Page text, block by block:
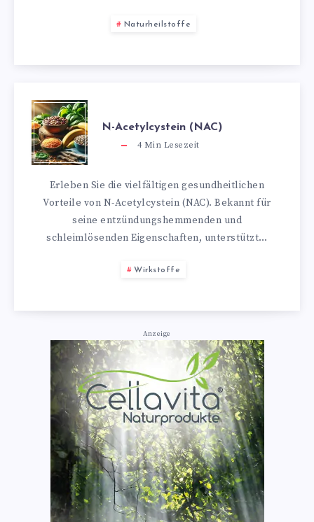
Naturheilstoffe
N-Acetylcystein (NAC)
4Min Lesezeit
Erleben Sie die vielfältigen gesundheitlichen
Vorteile von N-Acetylcystein (NAC). Bekannt für
seine entzündungshemmenden und
schleimlösenden Eigenschaften, unterstützt…
Wirkstoffe
Anzeige